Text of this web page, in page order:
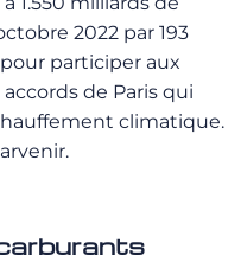
2022 par 193
participer aux
de Paris qui
climatique.